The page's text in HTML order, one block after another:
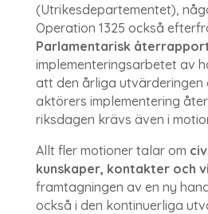
(Utrikesdepartementet),
Operation 1325 också
Parlamentarisk
implementeringsarbetet av
att den årliga utvärderingen
aktörers implementering
riksdagen krävs även i
Allt fler motioner talar om
kunskaper, kontakter och
framtagningen av en ny
också i den kontinuerliga